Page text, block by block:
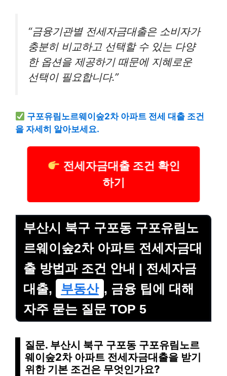
“금융기관별 전세자금대출은 소비자가
충분히 비교하고 선택할 수 있는 다양
한 옵션을 제공하기 때문에 지혜로운
선택이 필요합니다.”
구포유림노르웨이숲2차 아파트 전세 대출 조건
을 자세히 알아보세요.
전세자금대출 조건 확인
하기
부산시 북구 구포동 구포유림노
르웨이숲2차 아파트 전세자금대
출 방법과 조건 안내 | 전세자금
대출,
부동산 , 금융 팁에 대해
자주 묻는 질문 TOP 5
질문. 부산시 북구 구포동 구포유림노르
웨이숲2차 아파트 전세자금대출을 받기
위한 기본 조건은 무엇인가요?